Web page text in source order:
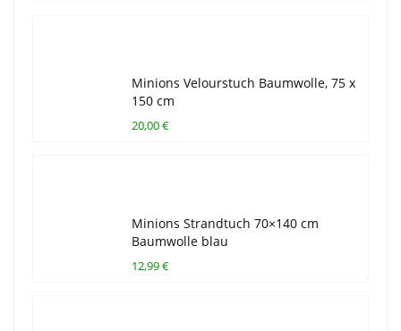
Minions Velourstuch Baumwolle, 75 x
150 cm
20,00 €
Minions Strandtuch 70×140 cm
Baumwolle blau
12,99 €